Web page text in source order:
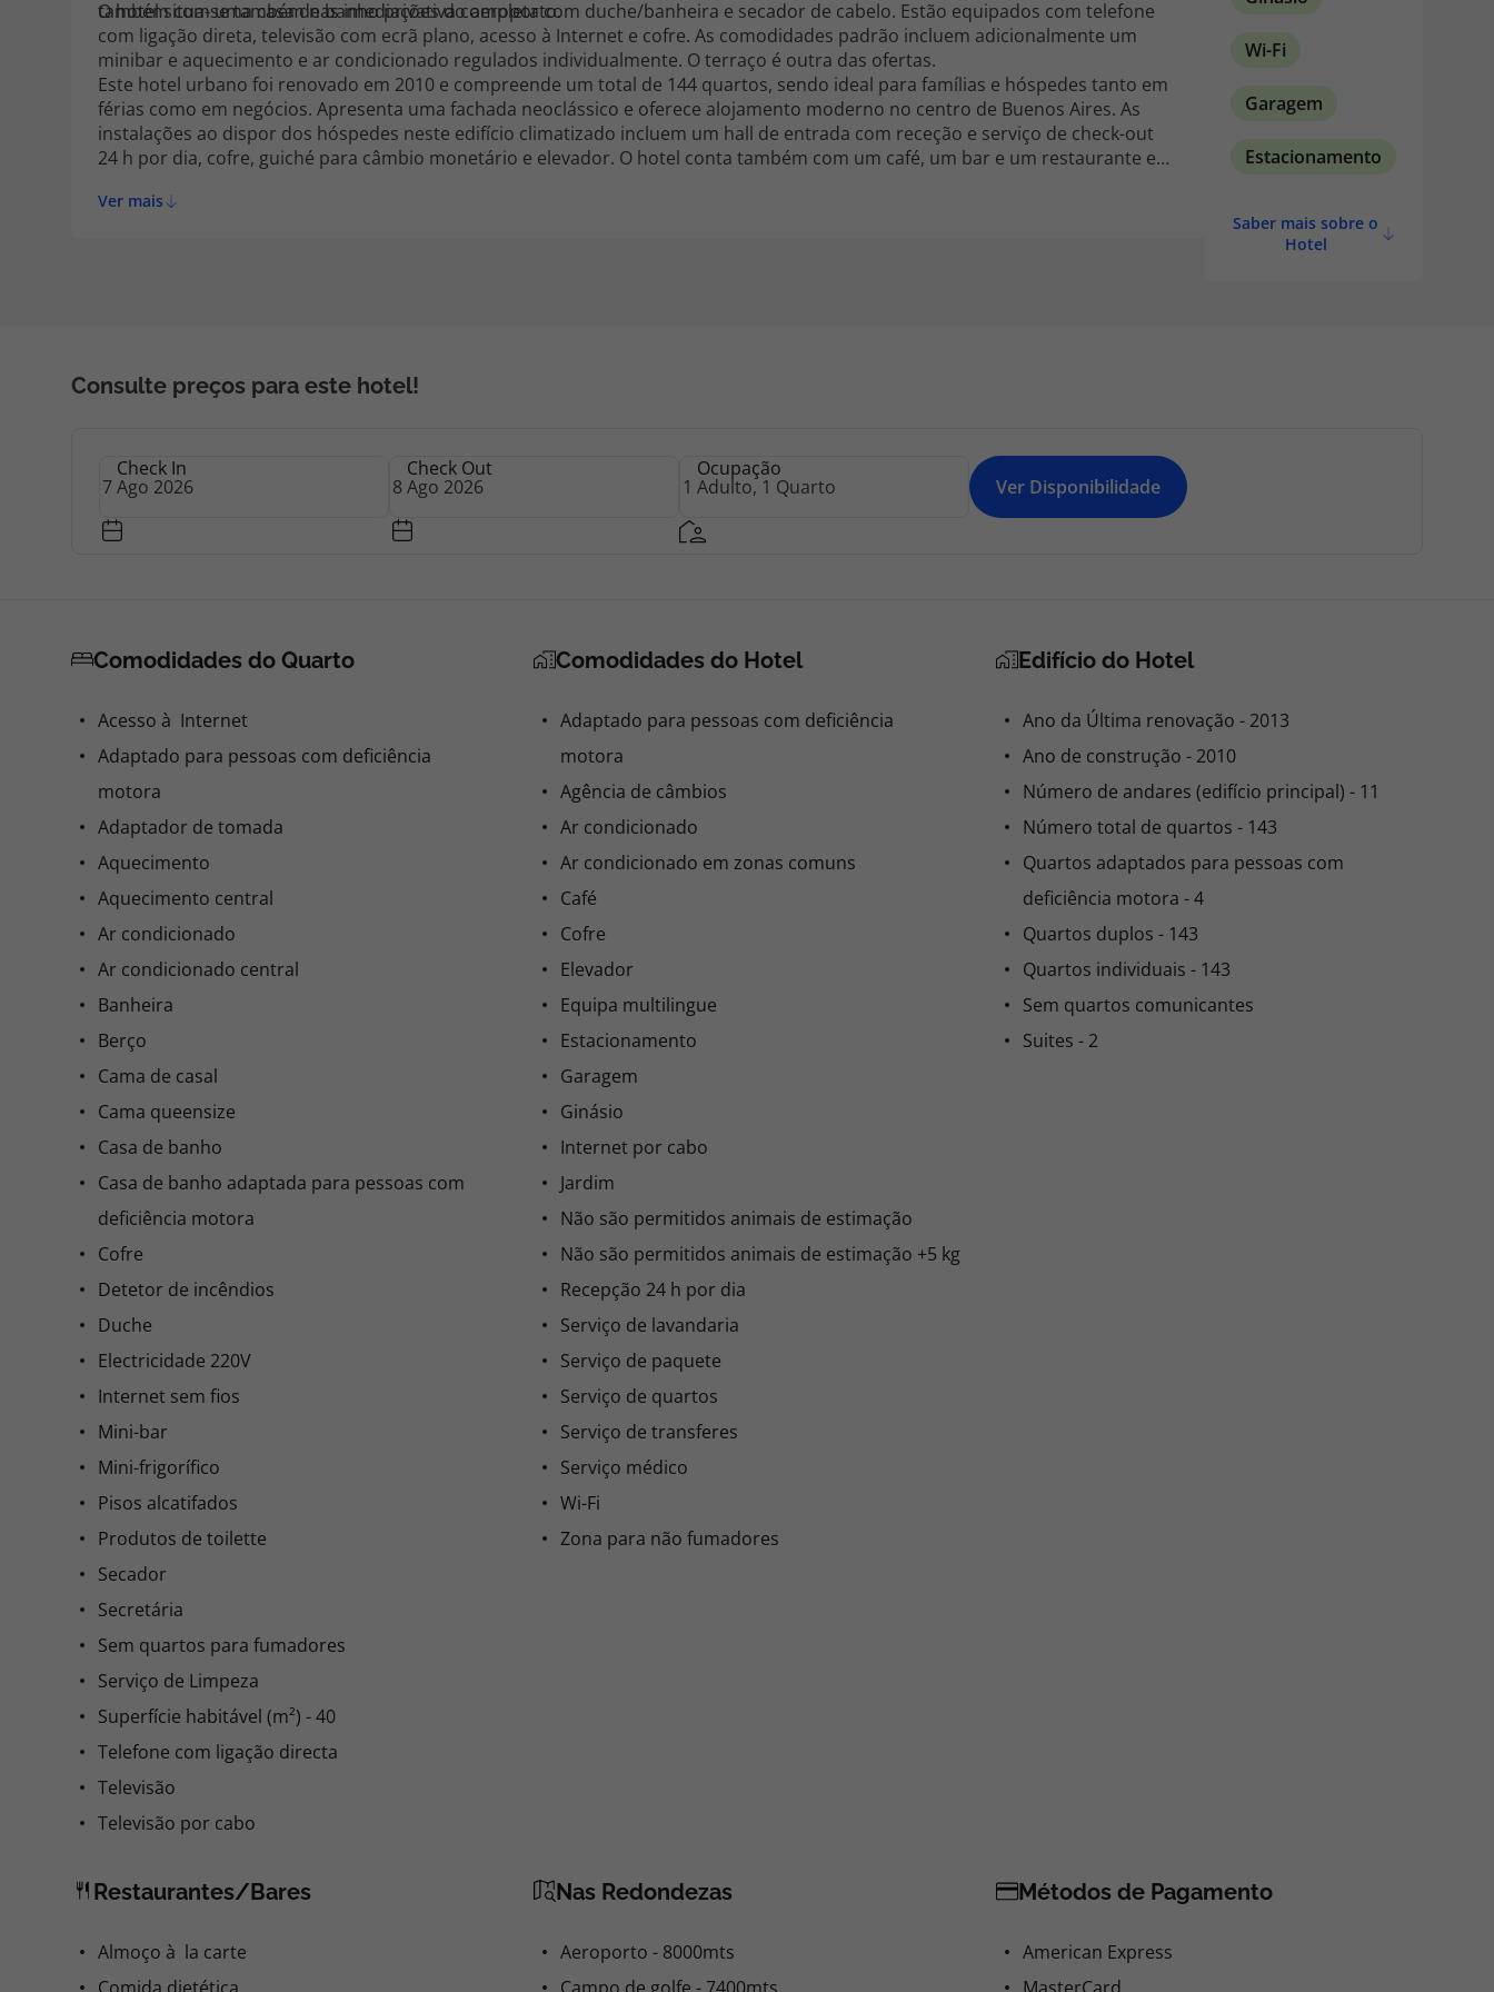
O hotel situa-se também nas imediações do aeroporto.
também com uma casa de banho privativa completa com duche/banheira e secador de cabelo. Estão equipados com telefone
com ligação direta, televisão com ecrã plano, acesso à Internet e cofre. As comodidades padrão incluem adicionalmente um
minibar e aquecimento e ar condicionado regulados individualmente. O terraço é outra das ofertas.
Este hotel urbano foi renovado em 2010 e compreende um total de 144 quartos, sendo ideal para famílias e hóspedes tanto em
férias como em negócios. Apresenta uma fachada neoclássico e oferece alojamento moderno no centro de Buenos Aires. As
instalações ao dispor dos hóspedes neste edifício climatizado incluem um hall de entrada com receção e serviço de check-out
24 h por dia, cofre, guiché para câmbio monetário e elevador. O hotel conta também com um café, um bar e um restaurante e
secretariado. Oferece adicionalmente salas de reuniões com capacidade para até 500 pessoas e os hóspedes poderão desfrutar
Ver mais
Wi-Fi
Garagem
Estacionamento
Saber mais sobre o
Hotel
Consulte preços para este hotel!
Check In Check Out Ocupação
Ver Disponibilidade
Comodidades do Quarto
Acesso à Internet
Adaptado para pessoas com deficiência
motora
Adaptador de tomada
Aquecimento
Aquecimento central
Ar condicionado
Ar condicionado central
Banheira
Berço
Cama de casal
Cama queensize
Casa de banho
Casa de banho adaptada para pessoas com
deficiência motora
Cofre
Detetor de incêndios
Duche
Electricidade 220V
Internet sem fios
Mini-bar
Mini-frigorífico
Pisos alcatifados
Produtos de toilette
Secador
Secretária
Sem quartos para fumadores
Serviço de Limpeza
Superfície habitável (m²) - 40
Telefone com ligação directa
Televisão
Televisão por cabo
Comodidades do Hotel
Adaptado para pessoas com deficiência
motora
Agência de câmbios
Ar condicionado
Ar condicionado em zonas comuns
Café
Cofre
Elevador
Equipa multilingue
Estacionamento
Garagem
Ginásio
Internet por cabo
Jardim
Não são permitidos animais de estimação
Não são permitidos animais de estimação +5 kg
Recepção 24 h por dia
Serviço de lavandaria
Serviço de paquete
Serviço de quartos
Serviço de transferes
Serviço médico
Wi-Fi
Zona para não fumadores
Edifício do Hotel
Ano da Última renovação - 2013
Ano de construção - 2010
Número de andares (edifício principal) - 11
Número total de quartos - 143
Quartos adaptados para pessoas com
deficiência motora - 4
Quartos duplos - 143
Quartos individuais - 143
Sem quartos comunicantes
Suites - 2
Restaurantes/Bares
Almoço à la carte
Nas Redondezas
Aeroporto - 8000mts
Métodos de Pagamento
American Express